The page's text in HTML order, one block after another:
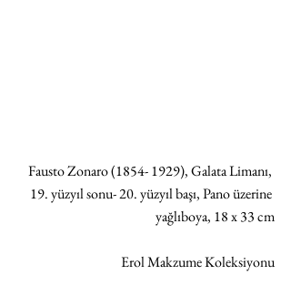
Fausto Zonaro (1854- 1929), Galata Limanı,
19. yüzyıl sonu- 20. yüzyıl başı, Pano üzerine
yağlıboya, 18 x 33 cm
Erol Makzume Koleksiyonu